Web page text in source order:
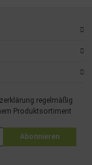
regelmäßig
Produktsortiment
Abonnieren